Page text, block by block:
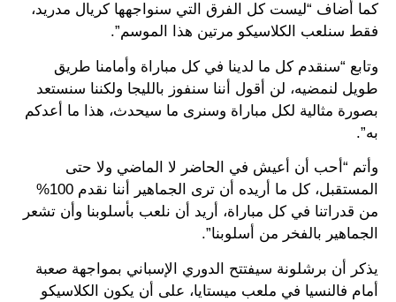
كما أضاف “ليست كل الفرق التي سنواجهها كريال مدريد،
فقط سنلعب الكلاسيكو مرتين هذا الموسم”.
وتابع “سنقدم كل ما لدينا في كل مباراة وأمامنا طريق
طويل لنمضيه، لن أقول أننا سنفوز بالليجا ولكننا سنستعد
بصورة مثالية لكل مباراة وسنرى ما سيحدث، هذا ما أعدكم
به”.
وأتم “أحب أن أعيش في الحاضر لا الماضي ولا حتى
المستقبل، كل ما أريده أن ترى الجماهير أننا نقدم 100%
من قدراتنا في كل مباراة، أريد أن نلعب بأسلوبنا وأن تشعر
الجماهير بالفخر من أسلوبنا”.
يذكر أن برشلونة سيفتتح الدوري الإسباني بمواجهة صعبة
أمام فالنسيا في ملعب ميستايا، على أن يكون الكلاسيكو